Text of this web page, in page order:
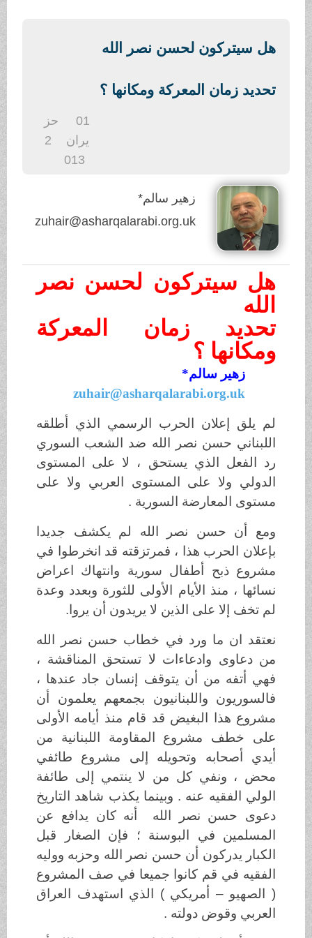
هل سيتركون لحسن نصر الله
تحديد زمان المعركة ومكانها ؟
يران
013
زهير سالم*
zuhair@asharqalarabi.org.uk
هل سيتركون لحسن نصر
الله
تحديد زمان المعركة
ومكانها ؟
زهير سالم*
zuhair@asharqalarabi.org.uk
لم يلق إعلان الحرب الرسمي الذي أطلقه
اللبناني حسن نصر الله ضد الشعب السوري
رد الفعل الذي يستحق ، لا على المستوى
الدولي ولا على المستوى العربي ولا على
مستوى المعارضة السورية .
ومع أن حسن نصر الله لم يكشف جديدا
بإعلان الحرب هذا ، فمرتزقته قد انخرطوا في
مشروع ذبح أطفال سورية وانتهاك اعراض
نسائها ، منذ الأيام الأولى للثورة وبعدد وعدة
لم تخف إلا على الذين لا يريدون أن يروا.
نعتقد ان ما ورد في خطاب حسن نصر الله
من دعاوى وادعاءات لا تستحق المناقشة ،
فهي أتفه من أن يتوقف إنسان جاد عندها ،
فالسوريون واللبنانيون بجمعهم يعلمون أن
مشروع هذا البغيض قد قام منذ أيامه الأولى
على خطف مشروع المقاومة اللبنانية من
أيدي أصحابه وتحويله إلى مشروع طائفي
محض ، ونفي كل من لا ينتمي إلى طائفة
الولي الفقيه عنه . وبينما يكذب شاهد التاريخ
دعوى حسن نصر الله أنه كان يدافع عن
المسلمين في البوسنة ؛ فإن الصغار قبل
الكبار يدركون أن حسن نصر الله وحزبه ووليه
الفقيه في قم كانوا جميعا في صف المشروع
( الصهيو – أمريكي ) الذي استهدف العراق
العربي وقوض دولته .